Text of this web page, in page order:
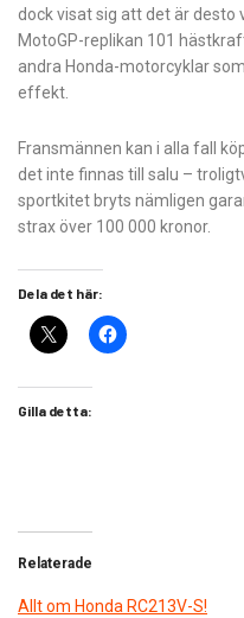
dock visat sig att det är desto
MotoGP-replikan 101
andra Honda-motorcyklar
effekt.
Fransmännen kan i alla fall
det inte finnas till salu –
sportkitet bryts nämligen
strax över 100 000 kronor.
Dela det här:
Gilla detta:
Relaterade
Allt om Honda RC213V-S!